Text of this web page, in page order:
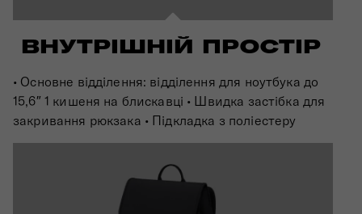
ВНУТРІШНІЙ ПРОСТІР
• Основне відділення: відділення для ноутбука до
15,6″ 1 кишеня на блискавці • Швидка застібка для
закривання рюкзака • Підкладка з поліестеру